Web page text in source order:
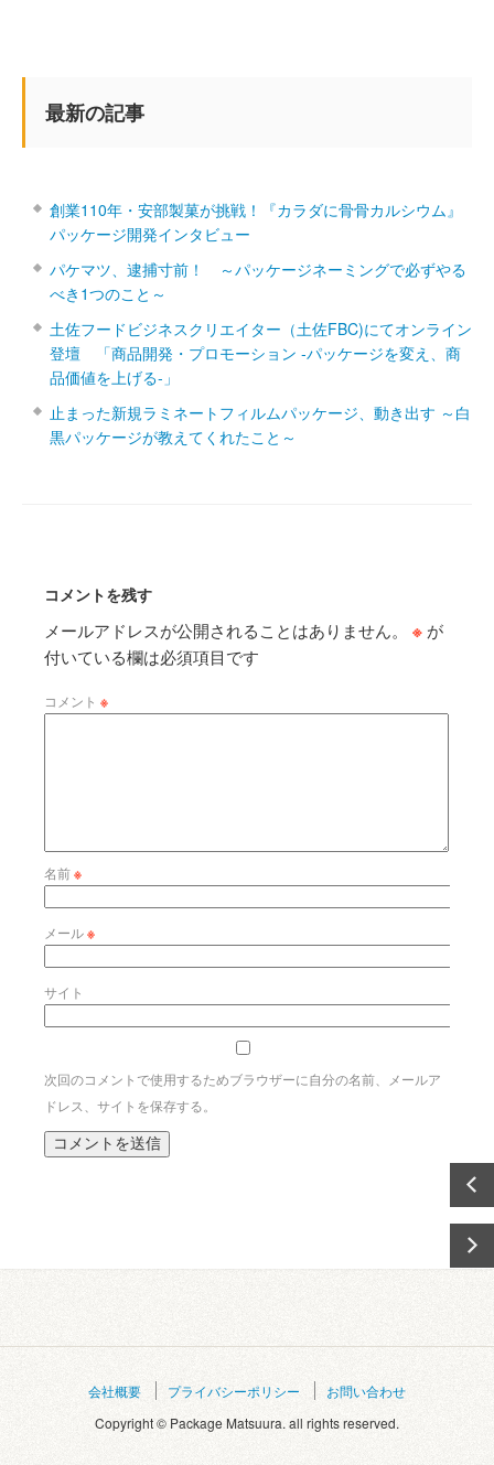
最新の記事
創業110年・安部製菓が挑戦！『カラダに骨骨カルシウム』
パッケージ開発インタビュー
パケマツ、逮捕寸前！ ～パッケージネーミングで必ずやる
べき1つのこと～
土佐フードビジネスクリエイター（土佐FBC)にてオンライン
登壇 「商品開発・プロモーション ‐パッケージを変え、商
品価値を上げる‐」
止まった新規ラミネートフィルムパッケージ、動き出す ～白
黒パッケージが教えてくれたこと～
コメントを残す
メールアドレスが公開されることはありません。 ※ が
付いている欄は必須項目です
コメント ※
名前※
メール※
サイト
次回のコメントで使用するためブラウザーに自分の名前、メールア
ドレス、サイトを保存する。
会社概要 プライバシーポリシー
お問い合わせ
Copyright © Package Matsuura. all rights reserved.